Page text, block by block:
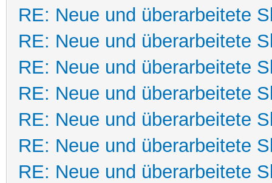
RE: Neue und überarbeitete
RE: Neue und überarbeitete
RE: Neue und überarbeitete
RE: Neue und überarbeitete
RE: Neue und überarbeitete
RE: Neue und überarbeitete
RE: Neue und überarbeitete